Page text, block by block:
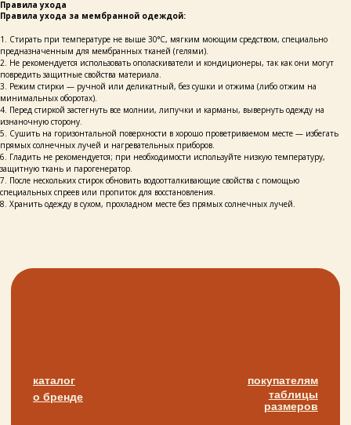
Правила ухода
Правила ухода за мембранной одеждой:
1. Стирать при температуре не выше 30°C, мягким моющим средством, специально
предназначенным для мембранных тканей (гелями).
2. Не рекомендуется использовать ополаскиватели и кондиционеры, так как они могут
повредить защитные свойства материала.
3. Режим стирки — ручной или деликатный, без сушки и отжима (либо отжим на
минимальных оборотах).
4. Перед стиркой застегнуть все молнии, липучки и карманы, вывернуть одежду на
изнаночную сторону.
5. Сушить на горизонтальной поверхности в хорошо проветриваемом месте — избегать
прямых солнечных лучей и нагревательных приборов.
6. Гладить не рекомендуется; при необходимости используйте низкую температуру,
защитную ткань и парогенератор.
7. После нескольких стирок обновить водоотталкивающие свойства с помощью
специальных спреев или пропиток для восстановления.
8. Хранить одежду в сухом, прохладном месте без прямых солнечных лучей.
политика конфиденциальности
публичная оферта
разработка сайта
Магазин работает
в режиме предварительной
Просто напишите нам в чат
для брони времени